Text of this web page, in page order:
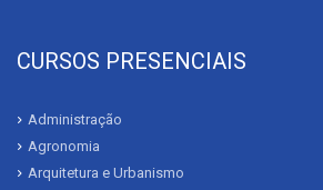
CURSOS PRESENCIAIS
Administração
Agronomia
Arquitetura e Urbanismo